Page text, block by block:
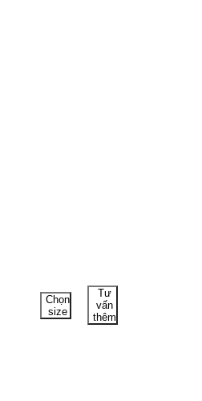
Chọn
size
Tư
vấn
thêm